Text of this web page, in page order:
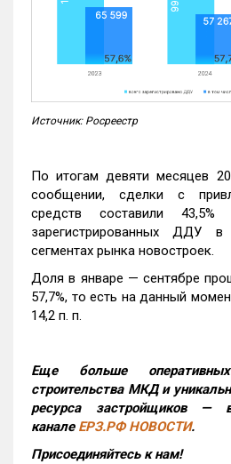
Источник: Росреестр
По итогам девяти месяцев
сообщении, сделки с
средств составили
зарегистрированных ДДУ
сегментах рынка новостроек.
Доля в январе — сентябре
57,7%, то есть на данный
14,2 п. п.
Еще больше
строительства МКД и
ресурса застройщиков —
канале ЕРЗ.РФ НОВОСТИ.
Присоединяйтесь к нам!